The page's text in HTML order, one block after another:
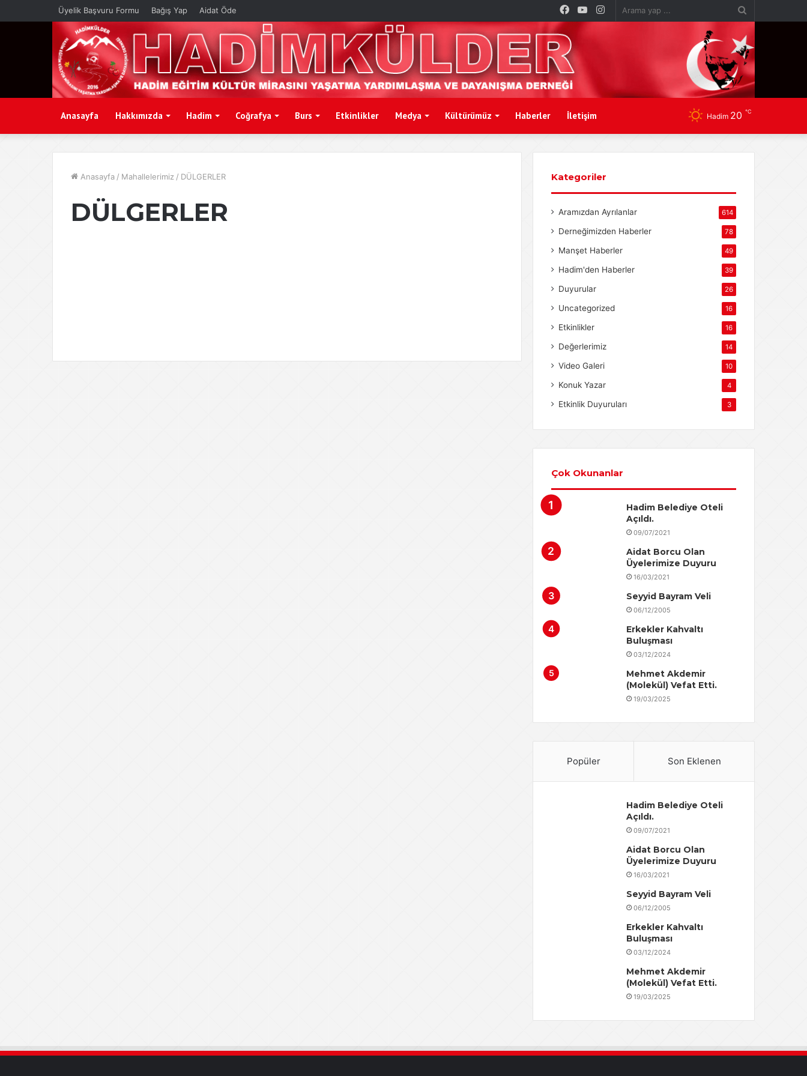
Üyelik Başvuru Formu Bağış Yap Aidat Öde
...
Instagram
YouTube
Facebook
Anasayfa Hakkımızda Hadim Coğrafya Burs Etkinlikler Medya Kültürümüz Haberler İletişim Hadim 20 ℃
Anasayfa / Mahallelerimiz / DÜLGERLER
DÜLGERLER
Kategoriler
Aramızdan Ayrılanlar 614
Derneğimizden Haberler 78
Manşet Haberler 49
Hadim'den Haberler 39
Duyurular 26
Uncategorized 16
Etkinlikler 16
Değerlerimiz 14
Video Galeri 10
Konuk Yazar 4
Etkinlik Duyuruları 3
Çok Okunanlar
Hadim Belediye Oteli
Açıldı.
09/07/2021
Aidat Borcu Olan
Üyelerimize Duyuru
16/03/2021
Seyyid Bayram Veli
06/12/2005
Erkekler Kahvaltı
Buluşması
03/12/2024
Mehmet Akdemir
(Molekül) Vefat Etti.
19/03/2025
Popüler Son Eklenen
Hadim Belediye Oteli
Açıldı.
09/07/2021
Aidat Borcu Olan
Üyelerimize Duyuru
16/03/2021
Seyyid Bayram Veli
06/12/2005
Erkekler Kahvaltı
Buluşması
03/12/2024
Mehmet Akdemir
(Molekül) Vefat Etti.
19/03/2025